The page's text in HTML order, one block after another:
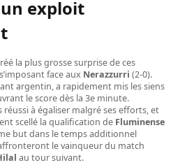
exploit
la plus grosse surprise de ces
face aux Nerazzurri (2-0).
argentin, a rapidement mis les siens
le score dès la 3e minute.
réussi à égaliser malgré ses efforts, et
scellé la qualification de Fluminense
but dans le temps additionnel
le vainqueur du match
au tour suivant.